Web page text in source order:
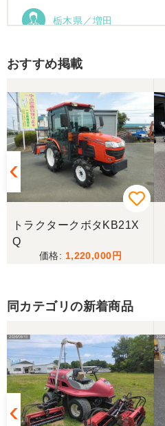
栃木県／増田
おすすめ掲載
トラクタークボタKB21X
Q
1,220,000
同カテゴリの新着商品